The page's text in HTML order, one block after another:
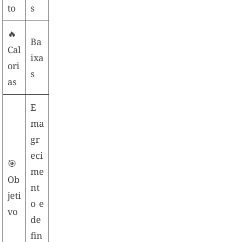
to
s
🔥
Cal
ori
as
Ba
ixa
s
🎯
Ob
jeti
vo
E
ma
gr
eci
me
nt
o e
de
fin